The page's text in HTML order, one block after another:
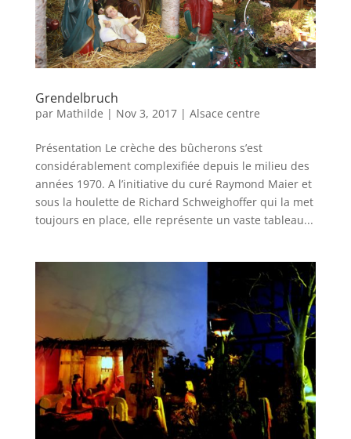
Grendelbruch
par Mathilde | Nov 3, 2017| Alsace centre
Présentation Le crèche des bûcherons s’est
considérablement complexifiée depuis le milieu des
années 1970. A l’initiative du curé Raymond Maier et
sous la houlette de Richard Schweighoffer qui la met
toujours en place, elle représente un vaste tableau...